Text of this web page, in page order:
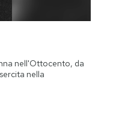
nell'Ottocento, da
nella